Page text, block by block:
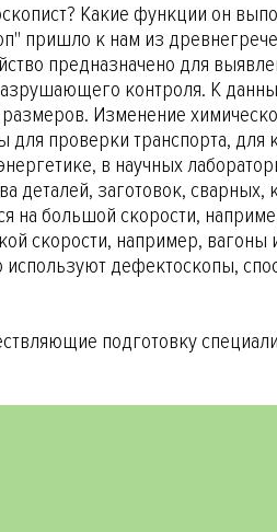
Какие функции он
пришло к нам из
предназначено для
контроля. К
Изменение
проверки транспорта, для
в научных
деталей, заготовок,
на большой скорости,
скорости, например,
дефектоскопы,
подготовку